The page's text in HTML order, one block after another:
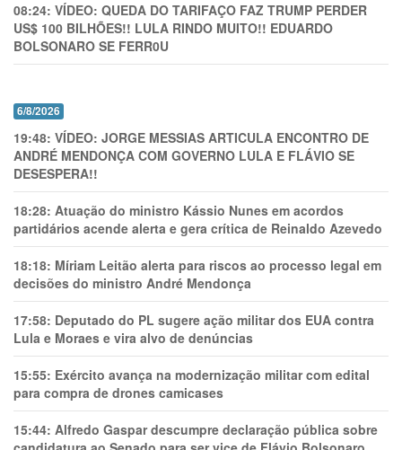
08:24: VÍDEO: QUEDA DO TARIFAÇO FAZ TRUMP PERDER
US$ 100 BILHÕES!! LULA RINDO MUITO!! EDUARDO
BOLSONARO SE FERR0U
6/8/2026
19:48: VÍDEO: JORGE MESSIAS ARTICULA ENCONTRO DE
ANDRÉ MENDONÇA COM GOVERNO LULA E FLÁVIO SE
DESESPERA!!
18:28: Atuação do ministro Kássio Nunes em acordos
partidários acende alerta e gera crítica de Reinaldo Azevedo
18:18: Míriam Leitão alerta para riscos ao processo legal em
decisões do ministro André Mendonça
17:58: Deputado do PL sugere ação militar dos EUA contra
Lula e Moraes e vira alvo de denúncias
15:55: Exército avança na modernização militar com edital
para compra de drones camicases
15:44: Alfredo Gaspar descumpre declaração pública sobre